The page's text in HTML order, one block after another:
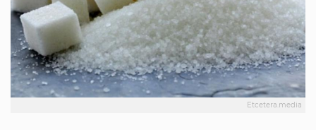
Etcetera.media